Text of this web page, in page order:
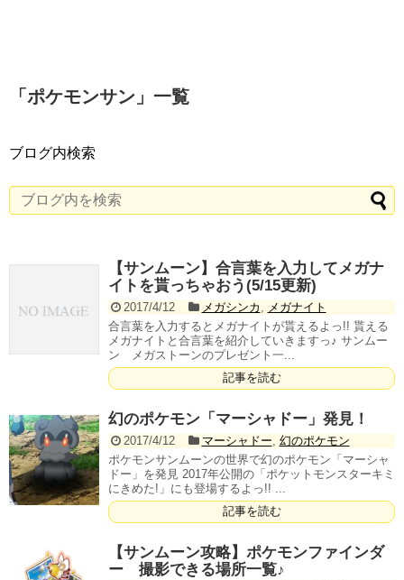
「 ポケモンサン 」 一覧
ブログ内検索
【サンムーン】合言葉を入力してメガナ
イトを貰っちゃおう(5/15更新)
2017/4/12 メガシンカ , メガナイト
合言葉を入力するとメガナイトが貰えるよっ!! 貰える
メガナイトと合言葉を紹介していきますっ♪ サンムー
ン メガストーンのプレゼント一...
記事を読む
幻のポケモン「マーシャドー」発見！
2017/4/12 マーシャドー, 幻のポケモン
ポケモンサンムーンの世界で幻のポケモン「マーシャ
ドー」を発見 2017年公開の「ポケットモンスターキミ
にきめた!」にも登場するよっ!! ...
記事を読む
【サンムーン攻略】ポケモンファインダ
ー 撮影できる場所一覧♪